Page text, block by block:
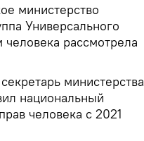
министерство
Универсального
рассмотрела
министерства
национальный
человека с 2021